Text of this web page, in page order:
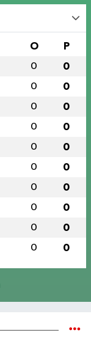
O P
0 0
0 0
0 0
0 0
0 0
0 0
0 0
0 0
0 0
0 0